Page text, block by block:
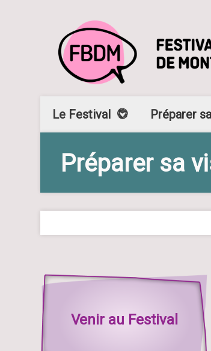
Le Festival Préparer
Préparer sa
Venir au Festival